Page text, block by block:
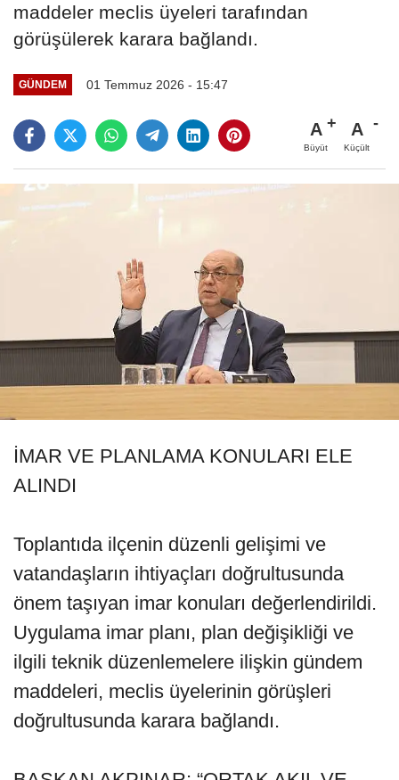
maddeler meclis üyeleri tarafından
görüşülerek karara bağlandı.
GÜNDEM 01 Temmuz 2026 - 15:47
A
Büyüt
A
Küçült
İMAR VE PLANLAMA KONULARI ELE
ALINDI
Toplantıda ilçenin düzenli gelişimi ve
vatandaşların ihtiyaçları doğrultusunda
önem taşıyan imar konuları değerlendirildi.
Uygulama imar planı, plan değişikliği ve
ilgili teknik düzenlemelere ilişkin gündem
maddeleri, meclis üyelerinin görüşleri
doğrultusunda karara bağlandı.